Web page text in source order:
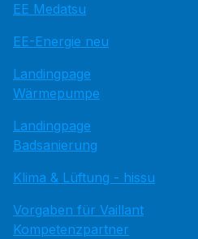
EE Medatsu
EE-Energie neu
Landingpage
Wärmepumpe
Landingpage
Badsanierung
Klima & Lüftung - hissu
Vorgaben für Vaillant
Kompetenzpartner